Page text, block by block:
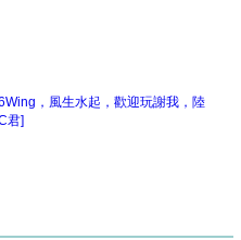
，風生水起，歡迎玩謝我，陸
君]